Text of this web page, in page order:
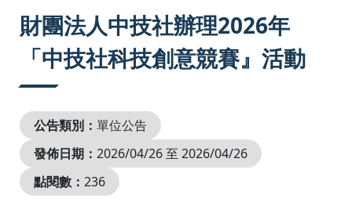
財團法人中技社辦理2026年
「中技社科技創意競賽』活動
公告類別： 單位公告
發佈日期： 2026/04/26 至 2026/04/26
點閱數： 236